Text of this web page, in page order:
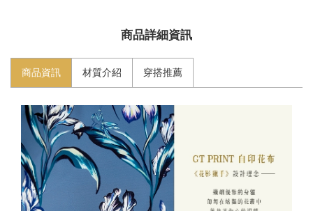
商品詳細資訊
商品資訊 材質介紹 穿搭推薦